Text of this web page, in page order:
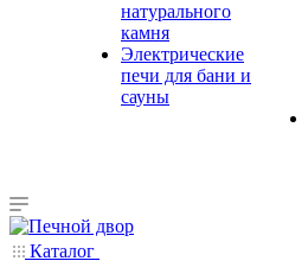
натурального
камня
Электрические
печи для бани и
сауны
Каталог